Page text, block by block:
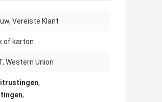
Vereiste Klant
of karton
Western Union
,
,